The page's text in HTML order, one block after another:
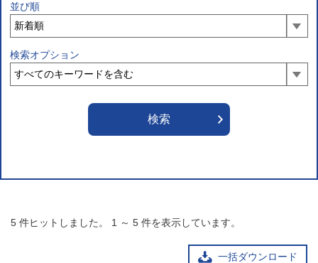
並び順
検索オプション
5 件ヒットしました。 1 ～ 5 件を表示しています。
一括ダウンロード